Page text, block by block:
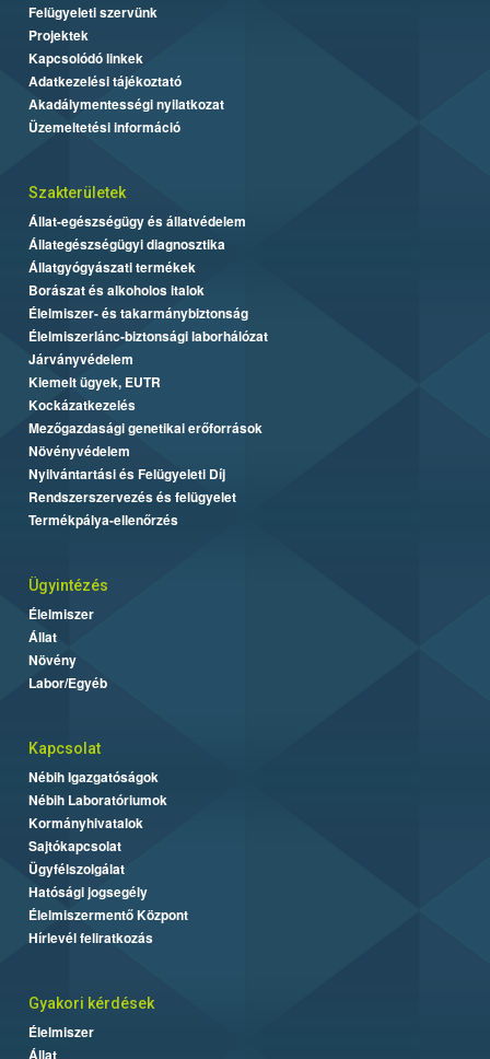
Felügyeleti szervünk
Projektek
Kapcsolódó linkek
Adatkezelési tájékoztató
Akadálymentességi nyilatkozat
Üzemeltetési információ
Szakterületek
Állat-egészségügy és állatvédelem
Állategészségügyi diagnosztika
Állatgyógyászati termékek
Borászat és alkoholos italok
Élelmiszer- és takarmánybiztonság
Élelmiszerlánc-biztonsági laborhálózat
Járványvédelem
Kiemelt ügyek, EUTR
Kockázatkezelés
Mezőgazdasági genetikai erőforrások
Növényvédelem
Nyilvántartási és Felügyeleti Díj
Rendszerszervezés és felügyelet
Termékpálya-ellenőrzés
Ügyintézés
Élelmiszer
Állat
Növény
Labor/Egyéb
Kapcsolat
Nébih Igazgatóságok
Nébih Laboratóriumok
Kormányhivatalok
Sajtókapcsolat
Ügyfélszolgálat
Hatósági jogsegély
Élelmiszermentő Központ
Hírlevél feliratkozás
Gyakori kérdések
Élelmiszer
Állat